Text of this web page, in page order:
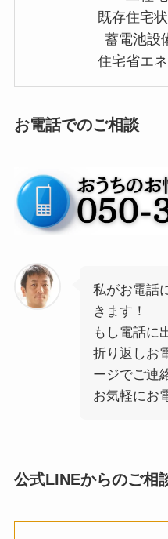
既存住宅
蓄電池設
住宅省エ
お電話でのご相談
私がお電話
きます！
もし電話に
折り返しお
ージでご連
お気軽にお
公式LINEからのご相